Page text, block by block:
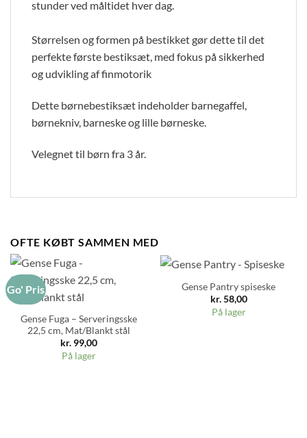
stunder ved måltidet hver dag.
Størrelsen og formen på bestikket gørdette til det
perfekte første bestiksæt, med fokus på sikkerhed
og udvikling af finmotorik
Dette børnebestiksæt indeholder barnegaffel,
børnekniv, barneske og lille børneske.
Velegnet til børn fra 3 år.
OFTE KØBT SAMMEN MED
Go' Pris
Gense Fuga – Serveringsske
22,5 cm, Mat/Blankt stål
kr.99,00
På lager
Gense Pantry spiseske
kr.58,00
På lager